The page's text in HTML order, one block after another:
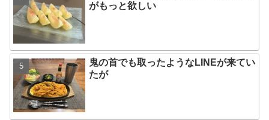
がもっと欲しい
鬼の首でも取ったようなLINEが来てい
たが